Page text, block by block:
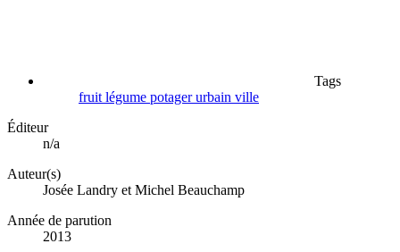
Tags
fruit légume potagerurbain ville
Éditeur
n/a
Auteur(s)
Josée Landry et Michel Beauchamp
Année de parution
2013